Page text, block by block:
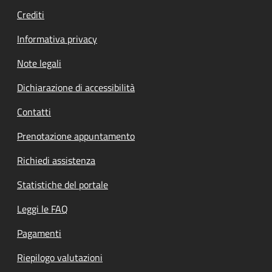
Crediti
Informativa privacy
Note legali
Dichiarazione di accessibilità
Contatti
Prenotazione appuntamento
Richiedi assistenza
Statistiche del portale
Leggi le FAQ
Pagamenti
Riepilogo valutazioni